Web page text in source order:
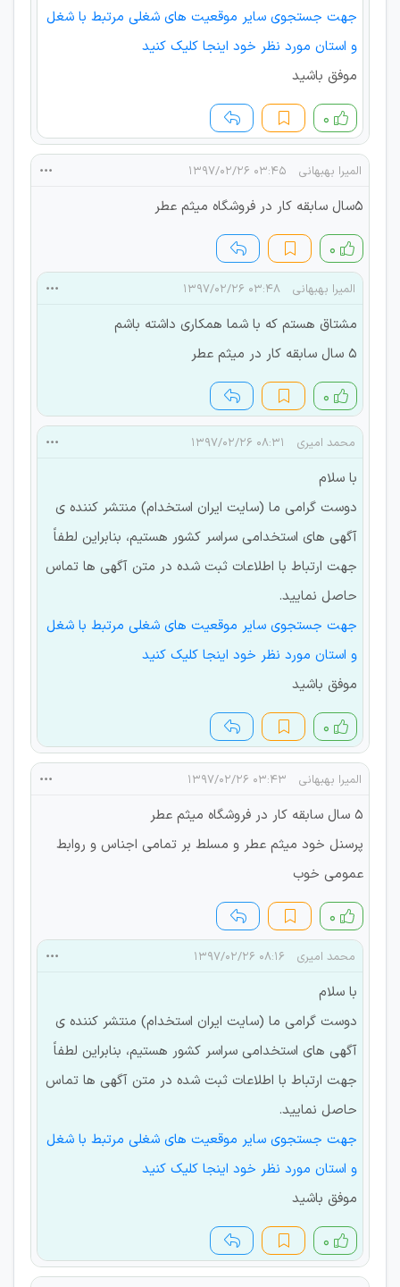
جهت جستجوی سایر موقعیت های شغلی مرتبط با شغل
و استان مورد نظر خود اینجا کلیک کنید
موفق باشید
۰
الميرا بهبهانى ۰۳:۴۵ ۱۳۹۷/۰۲/۲۶
٥سال سابقه كار در فروشگاه ميثم عطر
۰
الميرا بهبهانى ۰۳:۴۸ ۱۳۹۷/۰۲/۲۶
مشتاق هستم كه با شما همكارى داشته باشم
٥ سال سابقه كار در ميثم عطر
۰
محمد امیری ۰۸:۳۱ ۱۳۹۷/۰۲/۲۶
با سلام
دوست گرامی ما (سایت ایران استخدام) منتشر کننده ی
آگهی های استخدامی سراسر کشور هستیم، بنابراین لطفاً
جهت ارتباط با اطلاعات ثبت شده در متن آگهی ها تماس
حاصل نمایید.
جهت جستجوی سایر موقعیت های شغلی مرتبط با شغل
و استان مورد نظر خود اینجا کلیک کنید
موفق باشید
۰
الميرا بهبهانى ۰۳:۴۳ ۱۳۹۷/۰۲/۲۶
٥ سال سابقه كار در فروشگاه ميثم عطر
پرسنل خود ميثم عطر و مسلط بر تمامى اجناس و روابط
عمومى خوب
۰
محمد امیری ۰۸:۱۶ ۱۳۹۷/۰۲/۲۶
با سلام
دوست گرامی ما (سایت ایران استخدام) منتشر کننده ی
آگهی های استخدامی سراسر کشور هستیم، بنابراین لطفاً
جهت ارتباط با اطلاعات ثبت شده در متن آگهی ها تماس
حاصل نمایید.
جهت جستجوی سایر موقعیت های شغلی مرتبط با شغل
و استان مورد نظر خود اینجا کلیک کنید
موفق باشید
۰